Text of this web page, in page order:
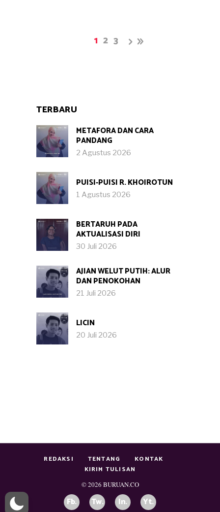
1 2 3
TERBARU
METAFORA DAN CARA
PANDANG
2 Agustus 2026
PUISI-PUISI R. KHOIROTUN
1 Agustus 2026
BERTARUH PADA
AKTUALISASI DIRI
30 Juli 2026
AJIAN WELUT PUTIH: ALUR
DAN PENOKOHAN
21 Juli 2026
LICIN
20 Juli 2026
REDAKSI TENTANG
KONTAK
KIRIM TULISAN
© 2026 BURUAN.CO
Fb. Tw. In. Yt.